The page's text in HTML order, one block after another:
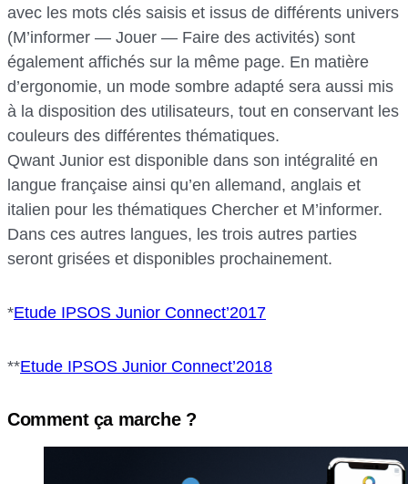
avec les mots clés saisis et issus de différents univers
(M’informer — Jouer — Faire des activités) sont
également affichés sur la même page. En matière
d’ergonomie, un mode sombre adapté sera aussi mis
à la disposition des utilisateurs, tout en conservant les
couleurs des différentes thématiques.
Qwant Junior est disponible dans son intégralité en
langue française ainsi qu’en allemand, anglais et
italien pour les thématiques Chercher et M’informer.
Dans ces autres langues, les trois autres parties
seront grisées et disponibles prochainement.
*Etude IPSOS Junior Connect’2017
**Etude IPSOS Junior Connect’2018
Comment ça marche ?